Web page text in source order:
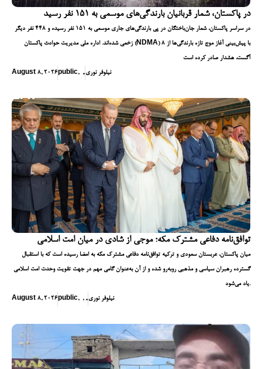
در پاکستان، شمار قربانیان بارندگی‌های موسمی به ۱۵۱ نفر رسید
در سراسر پاکستان، شمار جان‌باختگان در پی بارندگی‌های جاری موسمی به ۱۵۱ نفر رسیده و ۴۴۸ نفر دیگر
زخمی شده‌اند. اداره ملی مدیریت حوادث پاکستان (NDMA) با پیش‌بینی آغاز موج تازه بارندگی‌ها از ۸
آگست، هشدار صادر کرده است
August 8, 2026 public, ,,نیلوفر نوری
توافق‌نامه دفاعی مشترک مکه؛ موجی از شادی در میان امت اسلامی
میان پاکستان، عربستان سعودی و ترکیه توافق‌نامه دفاعی مشترک مکه به امضا رسیده است که با استقبال
گسترده رهبران سیاسی و مذهبی روبه‌رو شده و از آن به‌عنوان گامی مهم در جهت تقویت وحدت امت اسلامی
یاد می‌شود.
August 8, 2026 public, ,,,نیلوفر نوری